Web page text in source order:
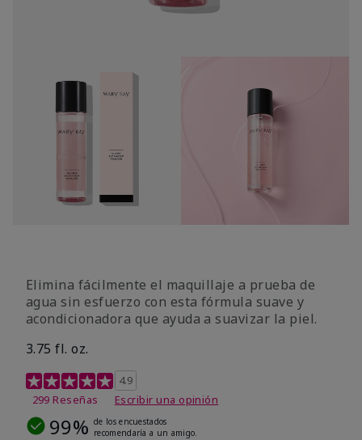
Elimina fácilmente el maquillaje a prueba de
agua sin esfuerzo con esta fórmula suave y
acondicionadora que ayuda a suavizar la piel.
3.75 fl. oz.
Calificación de clientes de 4,8 de 5
4.9
299 Reseñas
Escribir una opinión
99% de los encuestados
recomendaría a un amigo.